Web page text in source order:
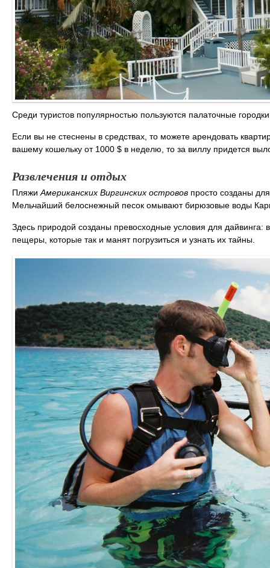
Среди туристов популярностью пользуются палаточные
Если вы не стеснены в средствах, то можете арендовать
вашему кошельку от 1000 $ в неделю, то за виллу придется
Развлечения и отдых
Пляжи Американских Виргинских островов просто созданы
Мельчайший белоснежный песок омывают бирюзовые воды
Здесь природой созданы превосходные условия для
пещеры, которые так и манят погрузиться и узнать их тайны.